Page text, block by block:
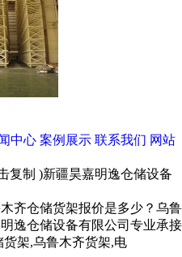
中心 案例展示 联系我们 网站
复制 )新疆昊嘉明逸仓储设备
齐仓储货架报价是多少？乌鲁
逸仓储设备有限公司专业承接
架,乌鲁木齐货架,电